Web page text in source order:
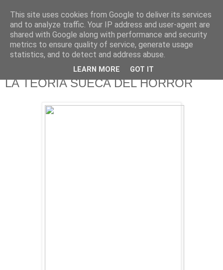
625 RANAS
LA TELEVISIÓN DESDE EL PUNTO DE VISTA BATRACIO
LA TEORÍA SUECA DEL HORROR
This site uses cookies from Google to deliver its services
and to analyze traffic. Your IP address and user-agent are
shared with Google along with performance and security
metrics to ensure quality of service, generate usage
statistics, and to detect and address abuse.
LEARN MORE GOT IT